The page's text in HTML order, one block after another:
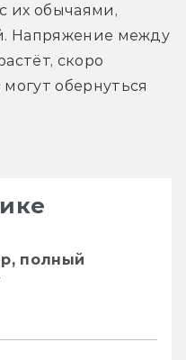
их обычаями,
Напряжение между
скоро
обернуться
полный